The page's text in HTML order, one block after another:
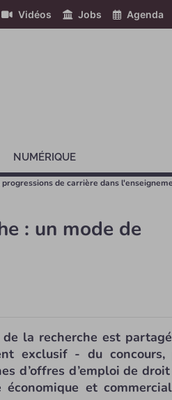
Vidéos Jobs Agenda
NUMÉRIQUE
progressions de carrière dans
: un mode de
la recherche est
exclusif - du concours,
d’offres d’emploi de
et